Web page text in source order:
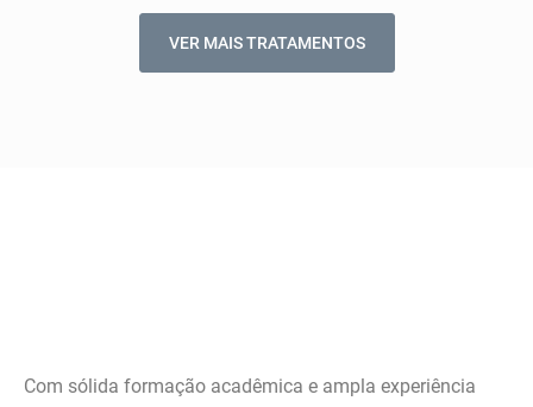
VER MAIS TRATAMENTOS
Com sólida formação acadêmica e ampla experiência